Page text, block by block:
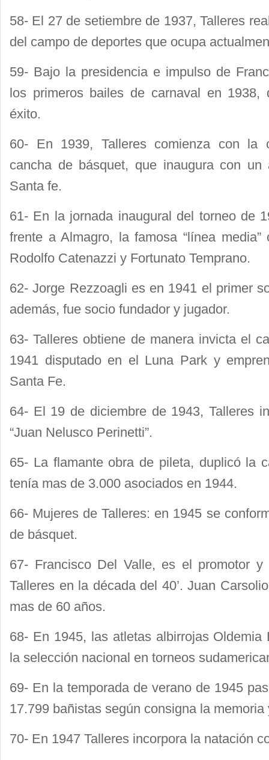
58- El 27 de setiembre de 1937, Talleres
del campo de deportes que ocupa
59- Bajo la presidencia e impulso de
los primeros bailes de carnaval en 1938,
éxito.
60- En 1939, Talleres comienza con la
cancha de básquet, que inaugura con
Santa fe.
61- En la jornada inaugural del torneo de
frente a Almagro, la famosa “línea
Rodolfo Catenazzi y Fortunato Temprano.
62- Jorge Rezzoagli es en 1941 el primer
además, fue socio fundador y jugador.
63- Talleres obtiene de manera invicta el
1941 disputado en el Luna Park y
Santa Fe.
64- El 19 de diciembre de 1943, Talleres
“Juan Nelusco Perinetti”.
65- La flamante obra de pileta, duplicó la
tenía mas de 3.000 asociados en 1944.
66- Mujeres de Talleres: en 1945 se
de básquet.
67- Francisco Del Valle, es el promotor y
Talleres en la década del 40’. Juan
mas de 60 años.
68- En 1945, las atletas albirrojas
la selección nacional en torneos
69- En la temporada de verano de 1945
17.799 bañistas según consigna la
70- En 1947 Talleres incorpora la natación